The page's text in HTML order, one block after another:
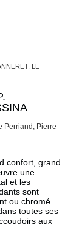
LE
Perriand, Pierre
confort, grand
une
et les
sont
ou chromé
toutes ses
aux